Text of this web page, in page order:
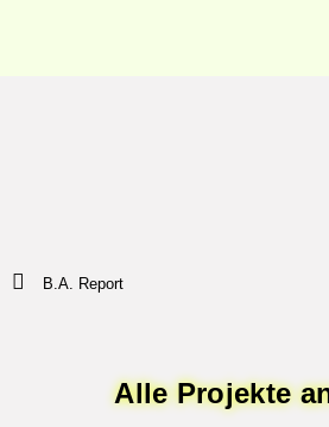
B.A. Report
Alle Projekte